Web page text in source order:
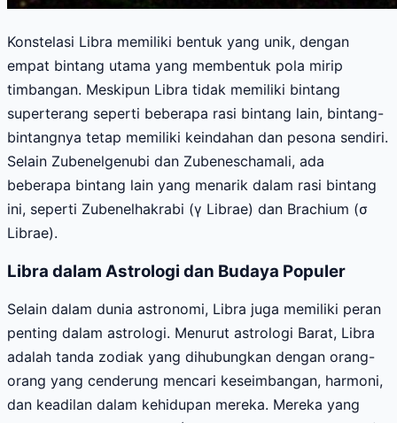
Konstelasi Libra memiliki bentuk yang unik, dengan
empat bintang utama yang membentuk pola mirip
timbangan. Meskipun Libra tidak memiliki bintang
superterang seperti beberapa rasi bintang lain, bintang-
bintangnya tetap memiliki keindahan dan pesona sendiri.
Selain Zubenelgenubi dan Zubeneschamali, ada
beberapa bintang lain yang menarik dalam rasi bintang
ini, seperti Zubenelhakrabi (γ Librae) dan Brachium (σ
Librae).
Libra dalam Astrologi dan Budaya Populer
Selain dalam dunia astronomi, Libra juga memiliki peran
penting dalam astrologi. Menurut astrologi Barat, Libra
adalah tanda zodiak yang dihubungkan dengan orang-
orang yang cenderung mencari keseimbangan, harmoni,
dan keadilan dalam kehidupan mereka. Mereka yang